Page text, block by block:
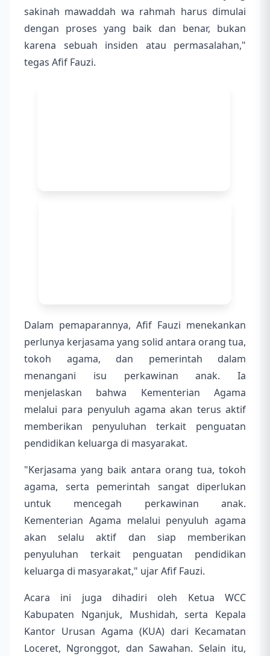
sakinah mawaddah wa rahmah harus dimulai
dengan proses yang baik dan benar, bukan
karena sebuah insiden atau permasalahan,"
tegas Afif Fauzi.
Dalam pemaparannya, Afif Fauzi menekankan
perlunya kerjasama yang solid antara orang tua,
tokoh agama, dan pemerintah dalam
menangani isu perkawinan anak. Ia
menjelaskan bahwa Kementerian Agama
melalui para penyuluh agama akan terus aktif
memberikan penyuluhan terkait penguatan
pendidikan keluarga di masyarakat.
"Kerjasama yang baik antara orang tua, tokoh
agama, serta pemerintah sangat diperlukan
untuk mencegah perkawinan anak.
Kementerian Agama melalui penyuluh agama
akan selalu aktif dan siap memberikan
penyuluhan terkait penguatan pendidikan
keluarga di masyarakat," ujar Afif Fauzi.
Acara ini juga dihadiri oleh Ketua WCC
Kabupaten Nganjuk, Mushidah, serta Kepala
Kantor Urusan Agama (KUA) dari Kecamatan
Loceret, Ngronggot, dan Sawahan. Selain itu,